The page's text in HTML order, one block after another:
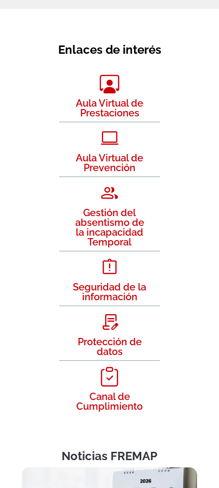
Enlaces de interés
Aula Virtual de
Prestaciones
Aula Virtual de
Prevención
Gestión del
absentismo de
la incapacidad
Temporal
Seguridad de la
información
Protección de
datos
Canal de
Cumplimiento
Noticias FREMAP